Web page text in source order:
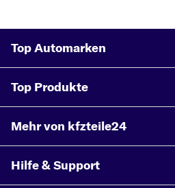
Top Automarken
Top Produkte
Mehr von kfzteile24
Hilfe & Support